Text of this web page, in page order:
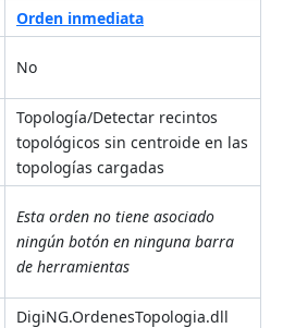
Orden inmediata
No
Topología/Detectar recintos
topológicos sin centroide en las
topologías cargadas
Esta orden no tiene asociado
ningún botón en ninguna barra
de herramientas
DigiNG.OrdenesTopologia.dll